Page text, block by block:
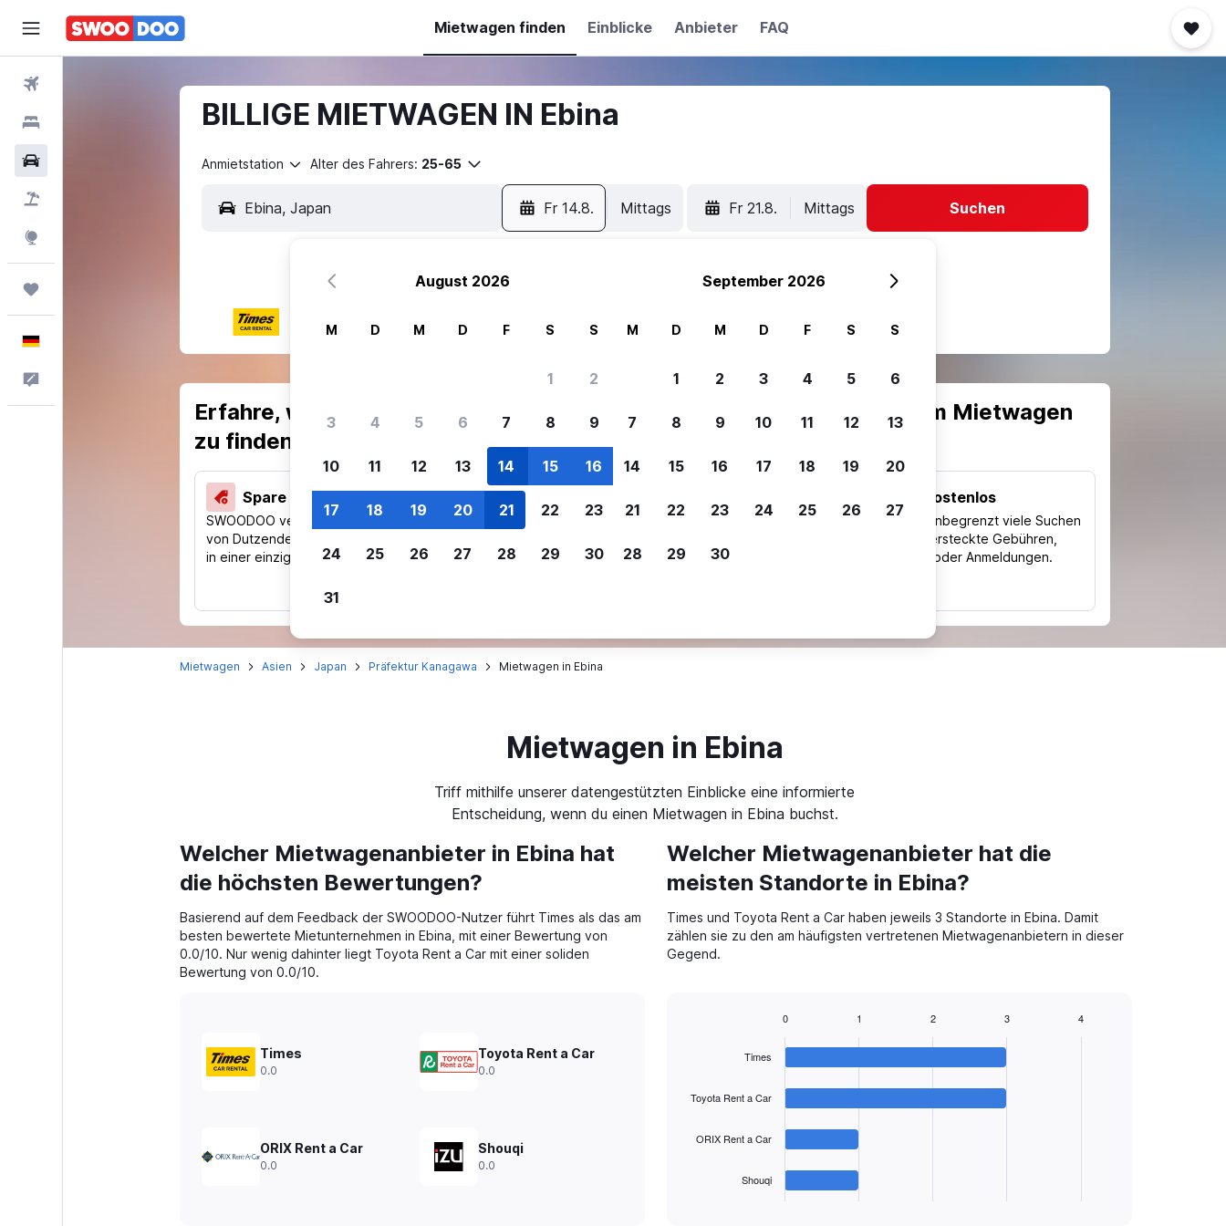
Mietwagen finden Einblicke Anbieter FAQ
BILLIGE MIETWAGEN IN Ebina
Anmietstation Alter des Fahrers: 25-65
Fr 14.8. Mittags Fr 21.8. Mittags Suchen
Erfahre, warum unsere Reisenden sich für SWOODOO entscheiden, um Mietwagen
zu finden.
Spare 40 % und mehr
SWOODOO vergleicht Preise
von Dutzenden Reise-Websites
in einer einzigen Suche.
Preisalarm
Lass dich benachrichtigen,
um kein tolles Angebot zu
Anpassung von Trips
Mietwagenergebnisse nach
Kostenlos
Nutze unbegrenzt viele Suchen
ohne versteckte Gebühren,
Kosten oder Anmeldungen.
Mietwagen Asien Japan Präfektur Kanagawa Mietwagen in Ebina
Mietwagen in Ebina
Triff mithilfe unserer datengestützten Einblicke eine informierte
Entscheidung, wenn du einen Mietwagen in Ebina buchst.
Welcher Mietwagenanbieter in Ebina hat
die höchsten Bewertungen?
Basierend auf dem Feedback der SWOODOO-Nutzer führt Times als das am
besten bewertete Mietunternehmen in Ebina, mit einer Bewertung von
0.0/10. Nur wenig dahinter liegt Toyota Rent a Car mit einer soliden
Bewertung von 0.0/10.
Times
0.0
Toyota Rent a Car
0.0
ORIX Rent a Car
0.0
Shouqi
0.0
Welcher Mietwagenanbieter hat die
meisten Standorte in Ebina?
Times und Toyota Rent a Car haben jeweils 3 Standorte in Ebina. Damit
zählen sie zu den am häufigsten vertretenen Mietwagenanbietern in dieser
Gegend.
chart
Times
Toyota Rent a Car
ORIX Rent a Car
Shouqi
0 1 2 3 4
August 2026
M D M D F S S
1 2
3 4 5 6 7 8 9
10 11 12 13 14 15 16
17 18 19 20 21 22 23
24 25 26 27 28 29 30
31
September 2026
M D M D F S S
1 2 3 4 5 6
7 8 9 10 11 12 13
14 15 16 17 18 19 20
21 22 23 24 25 26 27
28 29 30